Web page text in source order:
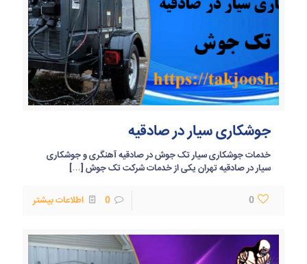
جوشکاری سیار در صادقیه
خدمات جوشکاری سیار تک جوش در صادقیه آهنگری و جوشکاری
سیار در صادقیه تهران یکی از خدمات شرکت تک جوش […]
0
0 اطلاعات بیشتر